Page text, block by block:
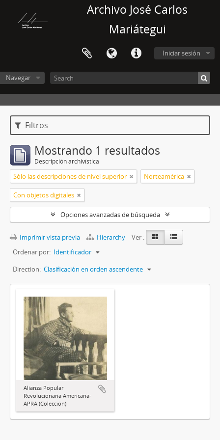
Archivo José Carlos
Mariátegui
Iniciar sesión
Navegar
Filtros
Mostrando 1 resultados
Descripción archivística
Sólo las descripciones de nivel superior Norteamérica
Con objetos digitales
Opciones avanzadas de búsqueda
Imprimir vista previa Hierarchy
Ver :
Ordenar por: Identificador
Direction: Clasificación en orden ascendente
Alianza Popular
Revolucionaria Americana-
APRA (Colección)